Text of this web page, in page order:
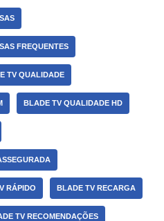
FREQUENTES
TV QUALIDADE
BLADE TV QUALIDADE HD
RÁPIDO BLADE TV RECARGA
TV RECOMENDAÇÕES